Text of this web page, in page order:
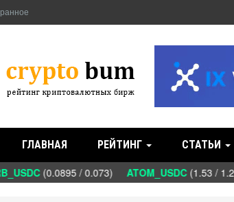
ГЛАВНАЯ РЕЙТИНГ СТАТЬИ
(0.0895 / 0.073) ATOM_USDC(1.53 /